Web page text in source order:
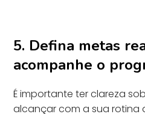
5. Defina metas
acompanhe o
É importante ter clareza
alcançar com a sua rotina